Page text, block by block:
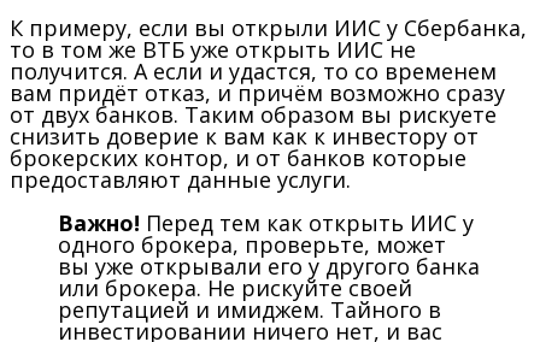
К примеру, если вы открыли ИИС у Сбербанка,
то в том же ВТБ уже открыть ИИС не
получится. А если и удастся, то со временем
вам придёт отказ, и причём возможно сразу
от двух банков. Таким образом вы рискуете
снизить доверие к вам как к инвестору от
брокерских контор, и от банков которые
предоставляют данные услуги.
Важно! Перед тем как открыть ИИС у
одного брокера, проверьте, может
вы уже открывали его у другого банка
или брокера. Не рискуйте своей
репутацией и имиджем. Тайного в
инвестировании ничего нет, и вас